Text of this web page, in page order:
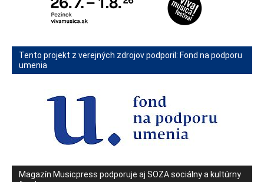
Tento projekt z verejných zdrojov podporil: Fond na podporu
umenia
Magazín Musicpress podporuje aj SOZA sociálny a kultúrny